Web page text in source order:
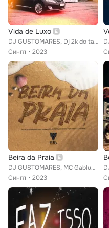
Vida de Luxo
DJ GUSTOMARES, Dj 2k do taquaril feat. Mc Mininin, MC Saci, MC MK DA ZL, mc laranjinha
Сингл
2023
Beira da Praia
DJ GUSTOMARES, MC Gabluca, pretão do mt feat. Gabri, TonyBeatt
Сингл
2023